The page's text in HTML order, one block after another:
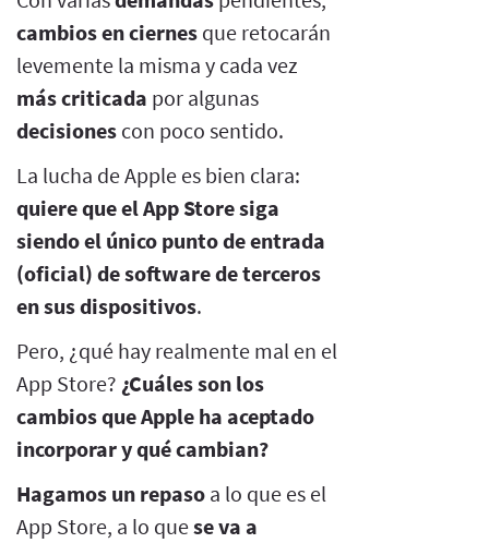
cambios en ciernes que retocarán
levemente la misma y cada vez
más criticada por algunas
decisiones con poco sentido.
La lucha de Apple es bien clara:
quiere que el App Store siga
siendo el único punto de entrada
(oficial) de software de terceros
en sus dispositivos.
Pero, ¿qué hay realmente mal en el
App Store? ¿Cuáles son los
cambios que Apple ha aceptado
incorporar y qué cambian?
Hagamos un repaso a lo que es el
App Store, a lo quese va a